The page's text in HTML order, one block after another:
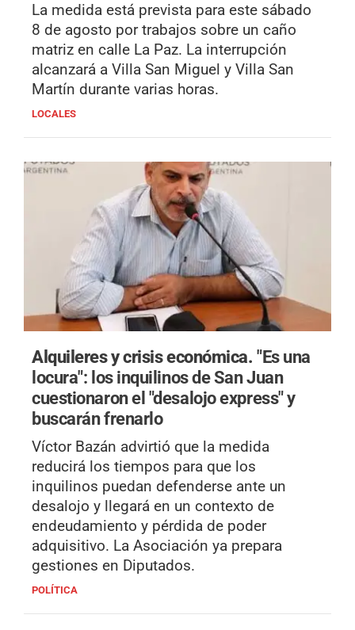
La medida está prevista para este sábado
8 de agosto por trabajos sobre un caño
matriz en calle La Paz. La interrupción
alcanzará a Villa San Miguel y Villa San
Martín durante varias horas.
LOCALES
Alquileres y crisis económica."Es una
locura": los inquilinos de San Juan
cuestionaron el "desalojo express" y
buscarán frenarlo
Víctor Bazán advirtió que la medida
reducirá los tiempos para que los
inquilinos puedan defenderse ante un
desalojo y llegará en un contexto de
endeudamiento y pérdida de poder
adquisitivo. La Asociación ya prepara
gestiones en Diputados.
POLÍTICA